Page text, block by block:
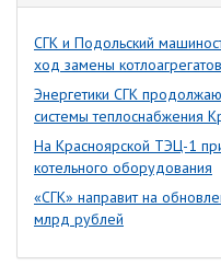
СГК и Подольский
ход замены
Энергетики СГК
системы теплоснабжения
На Красноярской ТЭЦ-1
котельного оборудования
«СГК» направит на
млрд рублей